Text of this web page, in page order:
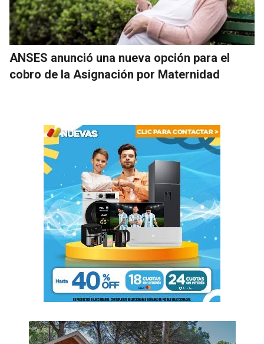
ANSES anunció una nueva opción para el
cobro de la Asignación por Maternidad